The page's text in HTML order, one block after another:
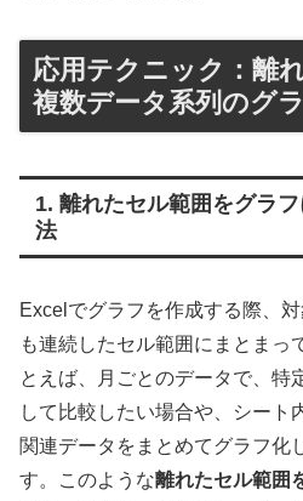
応用テクニック：離
複数データ系列のグ
1. 離れたセル範囲をグラ
法
Excelでグラフを作成する際、
も連続したセル範囲にまとまっ
とえば、月ごとのデータで、特
して比較したい場合や、シート
関連データをまとめてグラフ化
す。このような離れたセル範囲